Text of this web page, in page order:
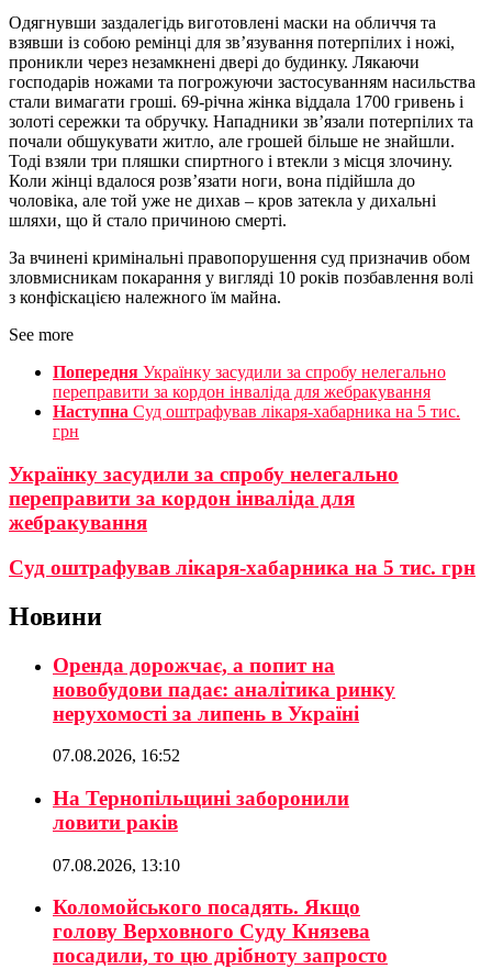
Одягнувши заздалегідь виготовлені маски на обличчя та
взявши із собою ремінці для зв’язування потерпілих і ножі,
проникли через незамкнені двері до будинку. Лякаючи
господарів ножами та погрожуючи застосуванням насильства
стали вимагати гроші. 69-річна жінка віддала 1700 гривень і
золоті сережки та обручку. Нападники зв’язали потерпілих та
почали обшукувати житло, але грошей більше не знайшли.
Тоді взяли три пляшки спиртного і втекли з місця злочину.
Коли жінці вдалося розв’язати ноги, вона підійшла до
чоловіка, але той уже не дихав – кров затекла у дихальні
шляхи, що й стало причиною смерті.
За вчинені кримінальні правопорушення суд призначив обом
зловмисникам покарання у вигляді 10 років позбавлення волі
з конфіскацією належного їм майна.
See more
Попередня Українку засудили за спробу нелегально
переправити за кордон інваліда для жебракування
Наступна Суд оштрафував лікаря-хабарника на 5 тис.
грн
Українку засудили за спробу нелегально
переправити за кордон інваліда для
жебракування
Суд оштрафував лікаря-хабарника на 5 тис. грн
Новини
Оренда дорожчає, а попит на
новобудови падає: аналітика ринку
нерухомості за липень в Україні
07.08.2026, 16:52
На Тернопільщині заборонили
ловити раків
07.08.2026, 13:10
Коломойського посадять. Якщо
голову Верховного Суду Князева
посадили, то цю дрібноту запросто